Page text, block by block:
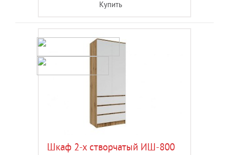
Купить
Шкаф 2-х створчатый ИШ-800